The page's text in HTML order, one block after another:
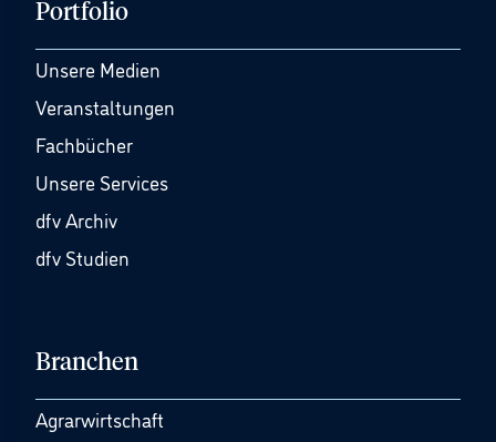
Portfolio
Unsere Medien
Veranstaltungen
Fachbücher
Unsere Services
dfv Archiv
dfv Studien
Branchen
Agrarwirtschaft